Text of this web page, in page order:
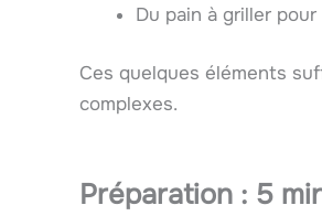
Du pain à griller
Ces quelques éléments
complexes.
Préparation : 5